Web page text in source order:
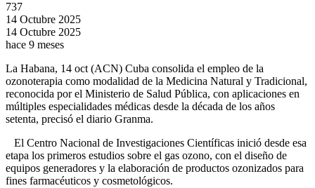
737
14 Octubre 2025
14 Octubre 2025
hace 9 meses
La Habana, 14 oct (ACN) Cuba consolida el empleo de la
ozonoterapia como modalidad de la Medicina Natural y Tradicional,
reconocida por el Ministerio de Salud Pública, con aplicaciones en
múltiples especialidades médicas desde la década de los años
setenta, precisó el diario Granma.
El Centro Nacional de Investigaciones Científicas inició desde esa
etapa los primeros estudios sobre el gas ozono, con el diseño de
equipos generadores y la elaboración de productos ozonizados para
fines farmacéuticos y cosmetológicos.